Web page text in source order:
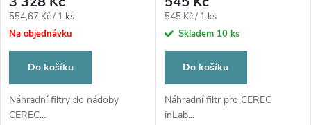
Měrná
cena:
554,67 Kč / 1 ks
Na objednávku
Do košíku
Náhradní filtry do nádoby
CEREC...
Měrná
cena:
545 Kč / 1 ks
Skladem 10 ks
Do košíku
Náhradní filtr pro CEREC
inLab...